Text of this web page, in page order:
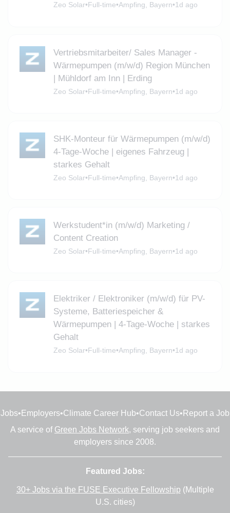
Zeo Solar•Full-time•Ampfing, Bayern•1d ago
Vertriebsmitarbeiter/ Sales Manager -
Wärmepumpen (m/w/d) Region München
| Mühldorf am Inn | Erding
Zeo Solar•Full-time•Ampfing, Bayern•1d ago
SHK-Monteur für Wärmepumpen (m/w/d)
4-Tage-Woche | eigenes Fahrzeug |
starkes Gehalt
Zeo Solar•Full-time•Ampfing, Bayern•1d ago
Werkstudent*in (m/w/d) Marketing /
Content Creation
Zeo Solar•Full-time•Ampfing, Bayern•1d ago
Elektriker / Elektroniker (m/w/d) für PV-
Systeme, Batteriespeicher &
Wärmepumpen | 4-Tage-Woche | starkes
Gehalt
Zeo Solar•Full-time•Ampfing, Bayern•1d ago
Jobs• Employers•Climate Career Hub•Contact Us• Report a Job
A service of Green Jobs Network, serving job seekers and
employers since 2008.
Featured Jobs:
30+ Jobs via the FUSE Executive Fellowship (Multiple
U.S. cities)